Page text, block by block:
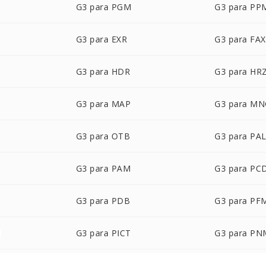
G3 para PGM G3 para
G3 para EXR G3 para FAX
G3 para HDR G3 para
G3 para MAP G3 para
G3 para OTB G3 para PAL
G3 para PAM G3 para
G3 para PDB G3 para
G3 para PICT G3 para